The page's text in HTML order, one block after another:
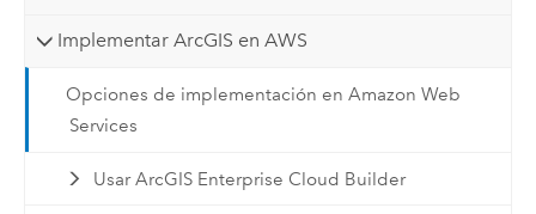
Implementar ArcGIS en AWS
Opciones de implementación en Amazon Web
Services
Usar ArcGIS Enterprise Cloud Builder